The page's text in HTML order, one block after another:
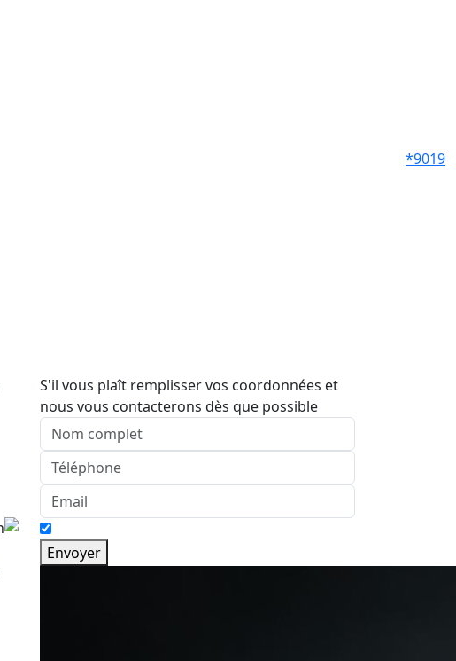
*9019
S'il vous plaît remplisser vos coordonnées et
nous vous contacterons dès que possible
Envoyer